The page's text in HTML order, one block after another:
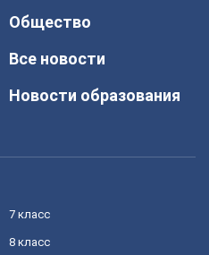
Общество
Все новости
Новости образования
7 класс
8 класс